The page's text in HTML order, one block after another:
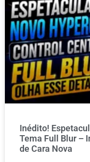
Inédito!
Tema Full Blur –
de Cara Nova